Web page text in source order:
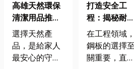
高雄天然環保
清潔用品推薦 |
給家人的溫柔
守護，從天然
開始 🌿
選擇天然產
品，是給家人
最安心的守
打造安全工
程：揭秘耐
候、耐磨與壓
力容器鋼板的
選擇秘訣！
在工程領域，
鋼板的選擇
關重要，直接